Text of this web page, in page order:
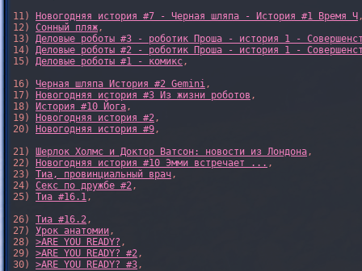
11)
Новогодняя история #7 - Черная шляпа - История #1 Время Ч
12) Сонный пляж,
13) Деловые роботы #3 - роботик Проша - история 1 -
14) Деловые роботы #2 - роботик Проша - история 1 -
15) Деловые роботы #1 - комикс,
16) Черная шляпа История #2 Gemini,
17)
Новогодняя история #3 Из жизни роботов ,
18)
История #10 Йога,
19)
Новогодняя история #2,
20)
Новогодняя история #9,
21) Шерлок Холмс и Доктор Ватсон: новости из Лондона,
22)
Новогодняя история #10 Эмми встречает ... ,
23) Тиа, провинциальный врач,
24) Секс по дружбе #2,
25) Тиа #16.1,
26) Тиа #16.2,
27) Урок анатомии,
28) >ARE YOU READY? ,
29) >ARE YOU READY? #2,
30) >ARE YOU READY? #3,